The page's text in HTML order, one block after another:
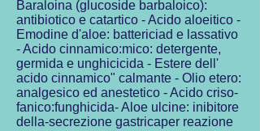
Baraloina (glucoside barbaloico):
antibiotico e catartico - Acido aloeitico -
Emodine d'aloe: battericiad e lassativo
- Acido cinnamico:mico: detergente,
germida e unghicicida - Estere dell'
acido cinnamico" calmante - Olio etero:
analgesico ed anestetico - Acido criso-
fanico:funghicida- Aloe ulcine: inibitore
della-secrezione gastricaper reazione